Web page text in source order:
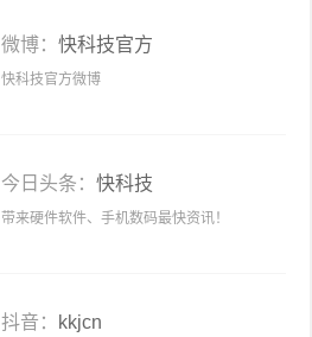
微博： 快科技官方
快科技官方微博
今日头条： 快科技
带来硬件软件、手机数码最快资讯！
抖音： kkjcn